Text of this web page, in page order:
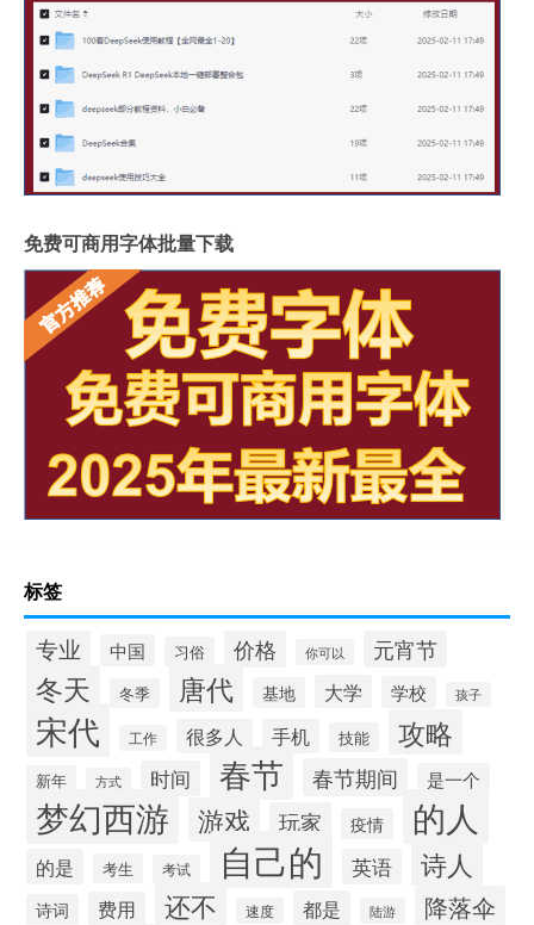
免费可商用字体批量下载
标签
专业 中国 习俗 价格 你可以 元宵节
冬天 冬季 唐代 基地 大学 学校 孩子
宋代 工作 很多人 手机 技能 攻略
新年 方式 时间 春节 春节期间 是一个
梦幻西游 游戏 玩家 疫情 的人
的是 考生 考试 自己的 英语 诗人
诗词 费用 还不 速度 都是 陆游 降落伞